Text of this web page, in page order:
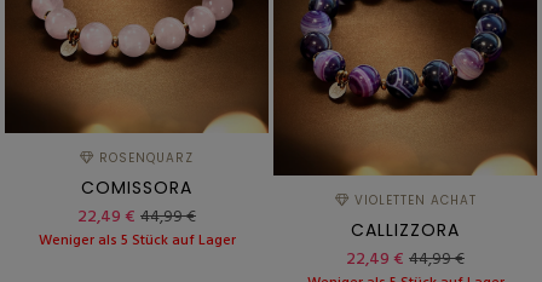
ROSENQUARZ
COMISSORA
22,49 € 44,99 €
Weniger als 5 Stück auf Lager
VIOLETTEN ACHAT
CALLIZZORA
22,49 € 44,99 €